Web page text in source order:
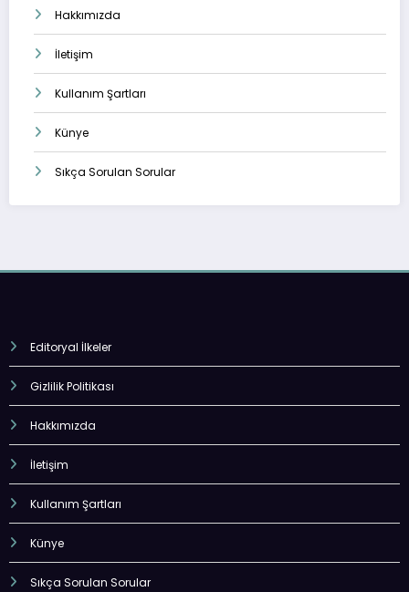
Hakkımızda
İletişim
Kullanım Şartları
Künye
Sıkça Sorulan Sorular
Editoryal İlkeler
Gizlilik Politikası
Hakkımızda
İletişim
Kullanım Şartları
Künye
Sıkça Sorulan Sorular